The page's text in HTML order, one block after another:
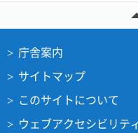
庁舎案内
サイトマップ
このサイトについて
ウェブアクセシビリテ